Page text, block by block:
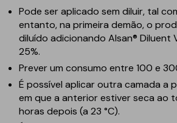
Pode ser aplicado sem diluir, tal
entanto, na primeira demão, o
diluído adicionando Alsan® Diluent
25%.
Prever um consumo entre 100 e
É possível aplicar outra camada a
em que a anterior estiver seca ao
horas depois (a 23 °C).